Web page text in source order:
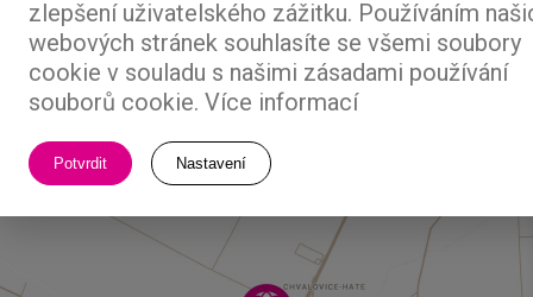
ALL RIGHTS RESERVED ©2026 FREEPORT
MADE BYABLE.CZ
zlepšení uživatelského zážitku. Používáním
webových stránek souhlasíte se všemi soubory
cookie v souladu s našimi zásadami používání
souborů cookie. Více informací
Potvrdit Nastavení